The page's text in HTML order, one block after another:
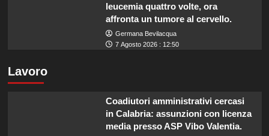
leucemia quattro volte, ora
affronta un tumore al cervello.
Germana Bevilacqua
7 Agosto 2026 : 12:50
Lavoro
Coadiutori amministrativi cercasi
in Calabria: assunzioni con licenza
media presso ASP Vibo Valentia.